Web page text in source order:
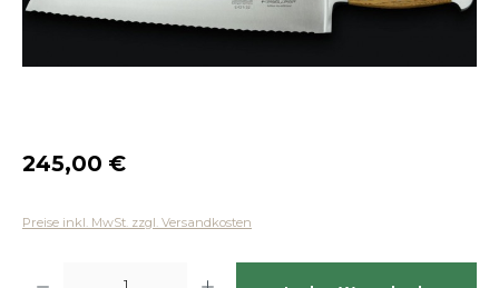
Regulärer Preis:
245,00 €
Preise inkl. MwSt. zzgl. Versandkosten